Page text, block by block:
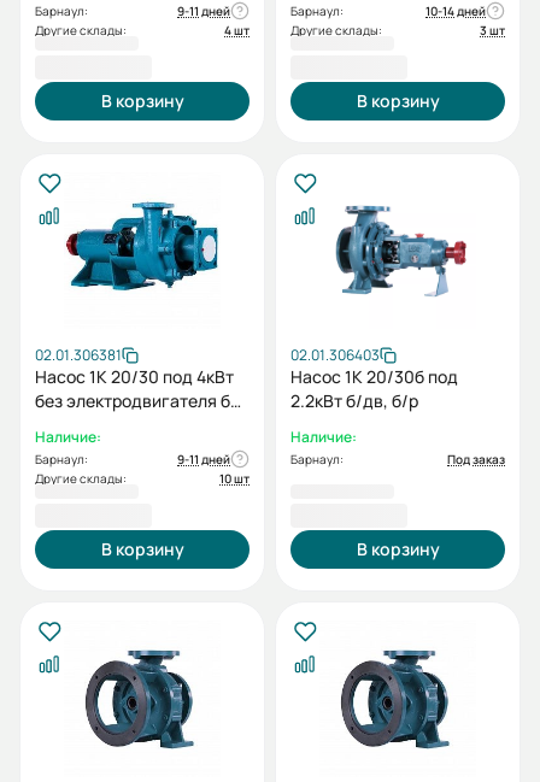
Барнаул:
9-11 дней
Другие склады:
4 шт
В корзину
Барнаул:
10-14 дней
Другие склады:
3 шт
В корзину
02.01.306381
Насос 1К 20/30 под 4кВт
без электродвигателя без
Наличие:
Барнаул:
9-11 дней
Другие склады:
10 шт
В корзину
02.01.306403
Насос 1К 20/30б под
2.2кВт б/дв, б/р
Наличие:
Барнаул: Под заказ
В корзину